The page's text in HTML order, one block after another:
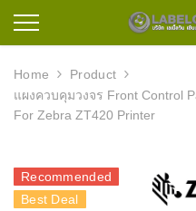
Home
Product
แผงควบคุมวงจร Front Control
For Zebra ZT420 Printer
Recommended
Best Deal